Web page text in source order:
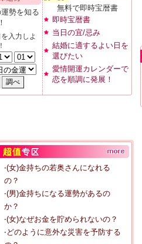
勢を知る
入力しよ
無料で即時宝暦書
即時宝暦書
当日の宜/忌み
結婚に適するよい日を
選びたい
愛情開運カレンダーで
恋を順調に発展！
‧(女)金持ちの若奥さんになれる
の？
‧(男)金持ちになる運勢があるの
か？
‧(女)なぜお金を貯められないの？
‧どのように意外な災害を予防する